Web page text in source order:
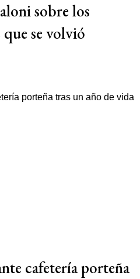
sobre los
se volvió
cafetería porteña